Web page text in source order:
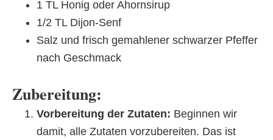
1 TL Honig oder Ahornsirup
1/2 TL Dijon-Senf
Salz und frisch gemahlener schwarzer Pfeffer
nach Geschmack
Zubereitung:
Vorbereitung der Zutaten: Beginnen wir
damit, alle Zutaten vorzubereiten. Das ist